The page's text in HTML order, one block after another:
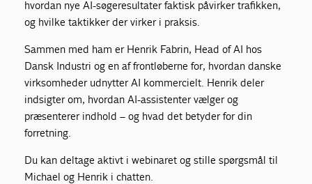
hvordan nye AI-søgeresultater faktisk påvirker trafikken,
og hvilke taktikker der virker i praksis.
Sammen med ham er Henrik Fabrin, Head of AI hos
Dansk Industri og en af frontløberne for, hvordan danske
virksomheder udnytter AI kommercielt. Henrik deler
indsigter om, hvordan AI-assistenter vælger og
præsenterer indhold – og hvad det betyder for din
forretning.
Du kan deltage aktivt i webinaret og stille spørgsmål til
Michael og Henrik i chatten.